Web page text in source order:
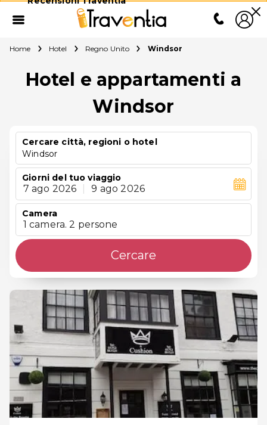
Home Hotel Regno Unito Windsor
Hotel e appartamenti a
Windsor
Cercare città, regioni o hotel
Windsor
Giorni del tuo viaggio
7 ago 2026 9 ago 2026
Camera
1 camera. 2 persone
Cercare